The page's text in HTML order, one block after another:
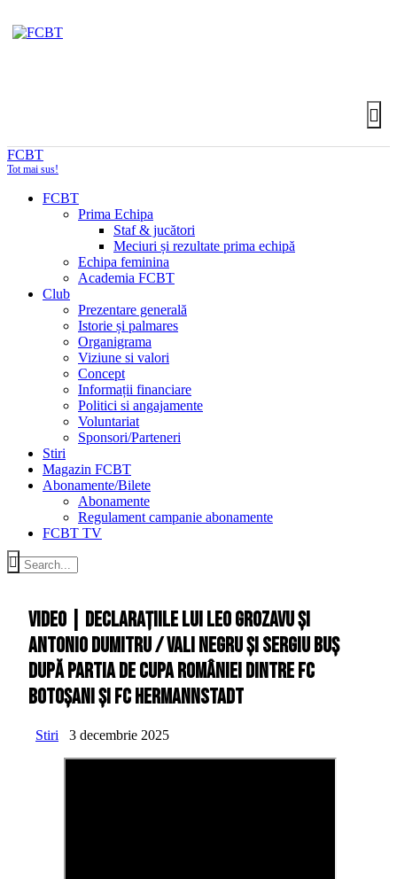
FCBT
Tot mai sus!
FCBT
Prima Echipa
Staf & jucători
Meciuri și rezultate prima echipă
Echipa feminina
Academia FCBT
Club
Prezentare generală
Istorie și palmares
Organigrama
Viziune si valori
Concept
Informații financiare
Politici si angajamente
Voluntariat
Sponsori/Parteneri
Stiri
Magazin FCBT
Abonamente/Bilete
Abonamente
Regulament campanie abonamente
FCBT TV
VIDEO | Declarațiile lui Leo Grozavu și
Antonio Dumitru / Vali Negru și Sergiu Buș
după partia de Cupa României dintre FC
Botoșani și FC Hermannstadt
Stiri 3 decembrie 2025